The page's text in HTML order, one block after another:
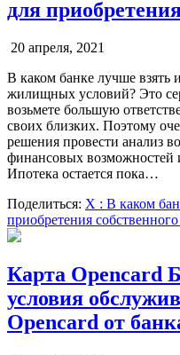
для
20 апреля, 2021
В каком банке лучше взять
жилищных условий? Это
возьмете большую
своих близких. Поэтому
решения провести анализ
финансовых возможностей
Ипотека остается пока…
Поделиться: X : В каком
приобретения
Карта Opencard
условия
Opencard от